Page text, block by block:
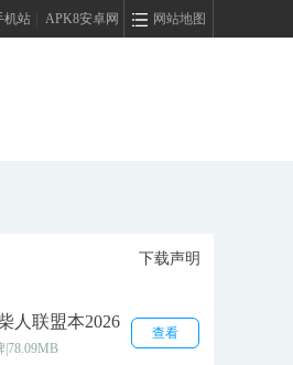
网站地图
机站 APK8安卓网
下载声明
人联盟本2026
版
78.09MB
查看